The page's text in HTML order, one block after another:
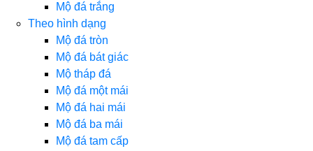
Mộ đá trắng
Theo hình dạng
Mộ đá tròn
Mộ đá bát giác
Mộ tháp đá
Mộ đá một mái
Mộ đá hai mái
Mộ đá ba mái
Mộ đá tam cấp